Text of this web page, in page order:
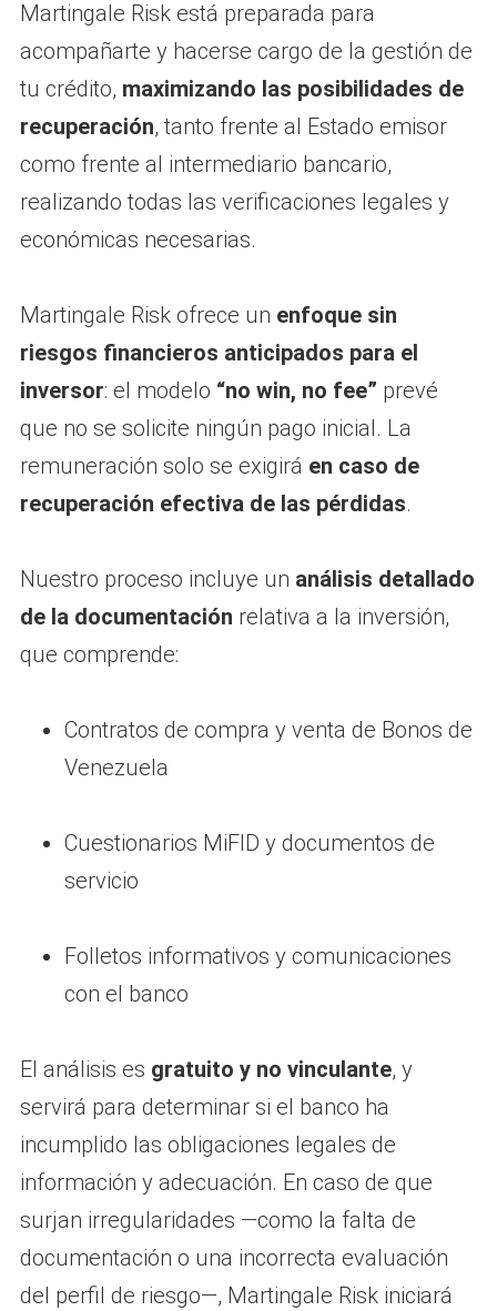
Martingale Risk está preparada para
acompañarte y hacerse cargo de la gestión de
tu crédito, maximizando las posibilidades de
recuperación, tanto frente al Estado emisor
como frente al intermediario bancario,
realizando todas las verificaciones legales y
económicas necesarias.
Martingale Risk ofrece un enfoque sin
riesgos financieros anticipados para el
inversor: el modelo “no win, no fee” prevé
que no se solicite ningún pago inicial. La
remuneración solo se exigirá en caso de
recuperación efectiva de las pérdidas.
Nuestro proceso incluye un análisis detallado
de la documentación relativa a la inversión,
que comprende:
Contratos de compra y venta de Bonos de
Venezuela
Cuestionarios MiFID y documentos de
servicio
Folletos informativos y comunicaciones
con el banco
El análisis es gratuito y no vinculante, y
servirá para determinar si el banco ha
incumplido las obligaciones legales de
información y adecuación. En caso de que
surjan irregularidades —como la falta de
documentación o una incorrecta evaluación
del perfil de riesgo—, Martingale Risk iniciará